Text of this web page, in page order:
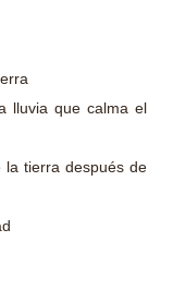
lluvia que calma el
la tierra después de